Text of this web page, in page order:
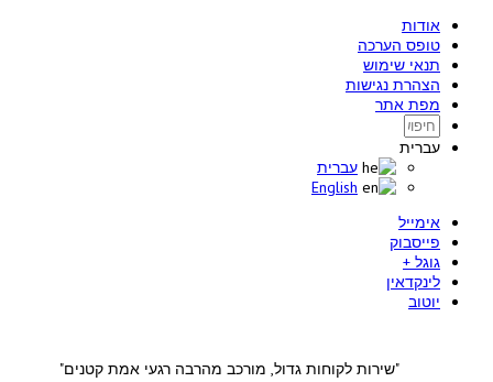
אודות
טופס הערכה
תנאי שימוש
הצהרת נגישות
מפת אתר
עברית
עברית
English
אימייל
פייסבוק
גוגל +
לינקדאין
יוטוב
"שירות לקוחות גדול, מורכב מהרבה רגעי אמת קטנים"